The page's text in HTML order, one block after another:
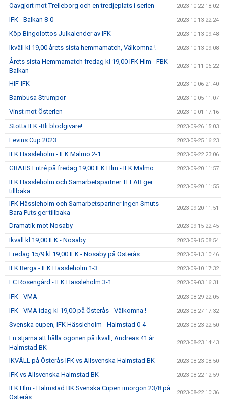
Oavgjort mot Trelleborg och en tredjeplats i serien 2023-10-22 18:02
IFK - Balkan 8-0 2023-10-13 22:24
Köp Bingolottos Julkalender av IFK 2023-10-13 09:48
Ikväll kl 19,00 årets sista hemmamatch, Välkomna ! 2023-10-13 09:08
Årets sista Hemmamatch fredag kl 19,00 IFK Hlm - FBK
Balkan
2023-10-11 06:22
HIF-IFK 2023-10-06 21:40
Bambusa Strumpor 2023-10-05 11:07
Vinst mot Österlen 2023-10-01 17:16
Stötta IFK -Bli blodgivare! 2023-09-26 15:03
Levins Cup 2023 2023-09-25 16:23
IFK Hässleholm - IFK Malmö 2-1 2023-09-22 23:06
GRATIS Entré på fredag 19,00 IFK Hlm - IFK Malmö 2023-09-20 11:57
IFK Hässleholm och Samarbetspartner TEEAB ger
tillbaka
2023-09-20 11:55
IFK Hässleholm och Samarbetspartner Ingen Smuts
Bara Puts ger tillbaka
2023-09-20 11:51
Dramatik mot Nosaby 2023-09-15 22:45
Ikväll kl 19,00 IFK - Nosaby 2023-09-15 08:54
Fredag 15/9 kl 19,00 IFK - Nosaby på Österås 2023-09-13 10:46
IFK Berga - IFK Hässleholm 1-3 2023-09-10 17:32
FC Rosengård - IFK Hässleholm 3-1 2023-09-03 16:31
IFK - VMA 2023-08-29 22:05
IFK - VMA idag kl 19,00 på Österås - Välkomna ! 2023-08-27 17:32
Svenska cupen, IFK Hässleholm - Halmstad 0-4 2023-08-23 22:50
En stjärna att hålla ögonen på ikväll, Andreas 41 år
Halmstad BK
2023-08-23 14:43
IKVÄLL på Österås IFK vs Allsvenska Halmstad BK 2023-08-23 08:50
IFK vs Allsvenska Halmstad BK 2023-08-22 12:59
IFK Hlm - Halmstad BK Svenska Cupen imorgon 23/8 på
Österås
2023-08-22 10:36